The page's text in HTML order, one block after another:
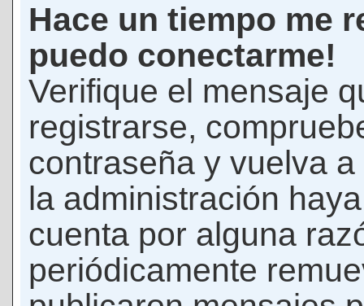
Hace un tiempo me
puedo conectarme!
Verifique el mensaje
registrarse,
contraseña y vuelva
la administración
cuenta por alguna
periódicamente